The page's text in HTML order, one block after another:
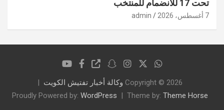
تحت 17 للانضمام للمنتخب
7 أغسطس، 2026 admin
Copyright © 2026 وكالة أخبار تفتيش الكويت
Theme by: Theme Horse
Proudly Powered by: WordPress